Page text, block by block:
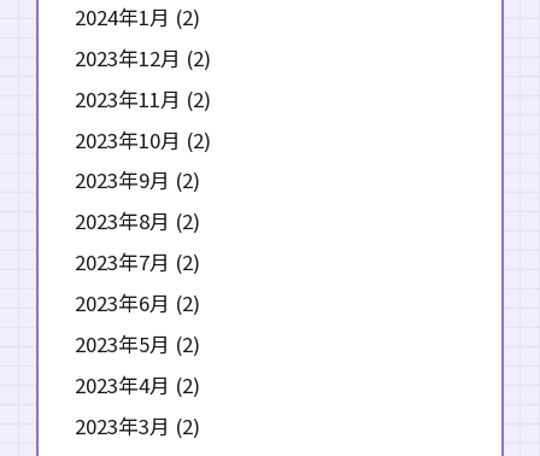
2024年1月 (2)
2023年12月 (2)
2023年11月 (2)
2023年10月 (2)
2023年9月 (2)
2023年8月 (2)
2023年7月 (2)
2023年6月 (2)
2023年5月 (2)
2023年4月 (2)
2023年3月 (2)